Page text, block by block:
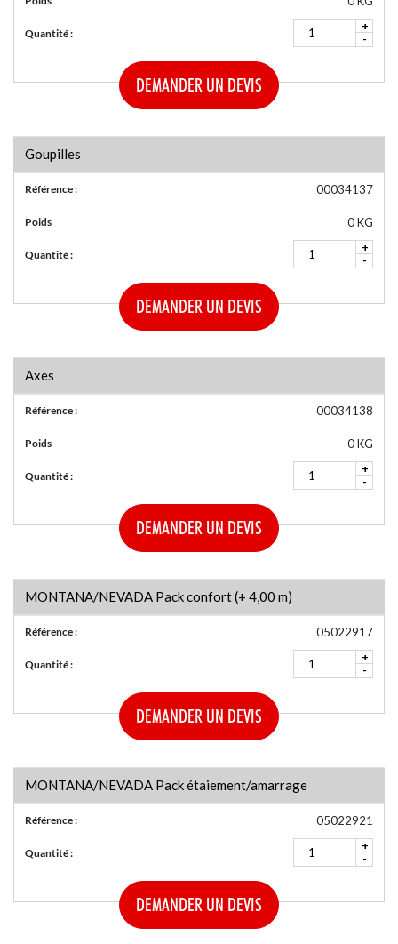
Quantité :
+
-
DEMANDER UN DEVIS
Goupilles
Référence : 00034137
Poids 0 KG
Quantité :
+
-
DEMANDER UN DEVIS
Axes
Référence : 00034138
Poids 0 KG
Quantité :
+
-
DEMANDER UN DEVIS
MONTANA/NEVADA Pack confort (+ 4,00 m)
Référence : 05022917
Quantité :
+
-
DEMANDER UN DEVIS
MONTANA/NEVADA Pack étaiement/amarrage
Référence : 05022921
Quantité :
+
-
DEMANDER UN DEVIS